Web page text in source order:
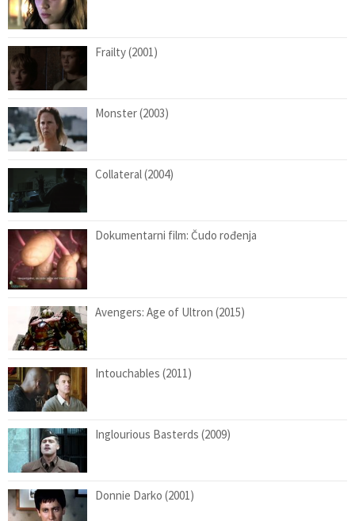
Frailty (2001)
Monster (2003)
Collateral (2004)
Dokumentarni film: Čudo rođenja
Avengers: Age of Ultron (2015)
Intouchables (2011)
Inglourious Basterds (2009)
Donnie Darko (2001)